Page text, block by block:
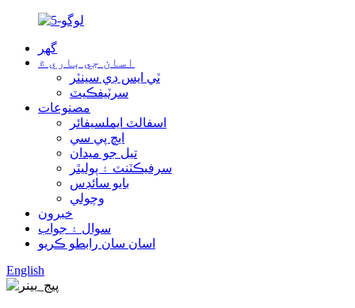
گھر
اسان جي باري ۾
ٽي ايس ڊي سينٽر
سرٽيفڪيٽ
مصنوعات
اسفالٽ ايملسيفائر
ايڇ پي سي
تيل جو ميدان
سرفيڪٽنٽ ۽ پوليٿر
بايو سائڊس
وچولي
خبرون
سوال ۽ جواب
اسان سان رابطو ڪريو
English